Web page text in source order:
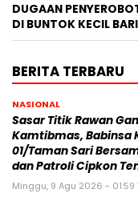
DUGAAN
DI BUNTOK KECIL
BERITA TERBARU
NASIONAL
Sasar Titik Rawan
Kamtibmas, Babinsa
01/Taman Sari
dan Patroli Cipkon
Minggu, 9 Agu 2026 - 01:59